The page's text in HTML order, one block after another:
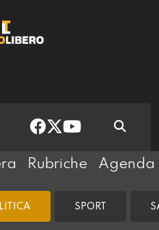
Rubriche Agenda
SPORT